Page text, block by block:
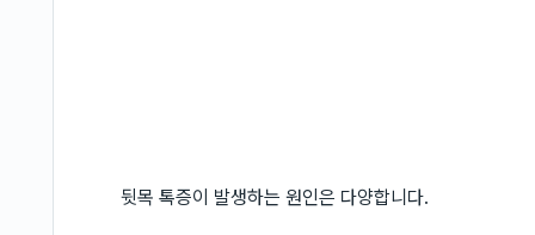
뒷목 톡증이 발생하는 원인은 다양합니다.